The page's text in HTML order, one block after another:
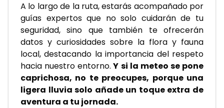
A lo largo de la ruta, estarás acompañado por
guías expertos que no solo cuidarán de tu
seguridad, sino que también te ofrecerán
datos y curiosidades sobre la flora y fauna
local, destacando la importancia del respeto
hacia nuestro entorno. Y si la meteo se pone
caprichosa, no te preocupes, porque una
ligera lluvia solo añade un toque extra de
aventura a tu jornada.